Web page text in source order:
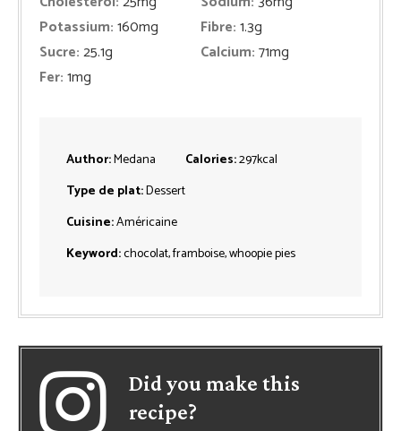
Potassium:160mg Fibre:1.3g
Sucre:25.1g Calcium:71mg
Fer:1mg
Author:Medana Calories:297kcal
Type de plat:Dessert
Cuisine:Américaine
Keyword:chocolat, framboise, whoopie pies
Did you make this
recipe?